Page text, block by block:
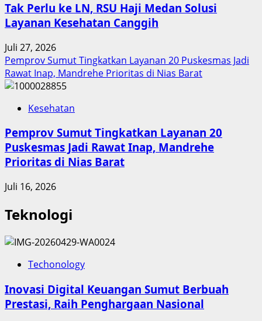
Tak Perlu ke LN, RSU Haji Medan Solusi
Layanan Kesehatan Canggih
Juli 27, 2026
Pemprov Sumut Tingkatkan Layanan 20 Puskesmas Jadi
Rawat Inap, Mandrehe Prioritas di Nias Barat
Kesehatan
Pemprov Sumut Tingkatkan Layanan 20
Puskesmas Jadi Rawat Inap, Mandrehe
Prioritas di Nias Barat
Juli 16, 2026
Teknologi
Techonology
Inovasi Digital Keuangan Sumut Berbuah
Prestasi, Raih Penghargaan Nasional